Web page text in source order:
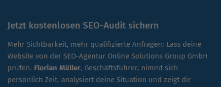
Jetzt kostenlosen SEO-Audit sichern
Mehr Sichtbarkeit, mehr qualifizierte Anfragen: Lass deine
Website von der SEO-Agentur Online Solutions Group GmbH
prüfen. Florian Müller, Geschäftsführer, nimmt sich
persönlich Zeit, analysiert deine Situation und zeigt dir